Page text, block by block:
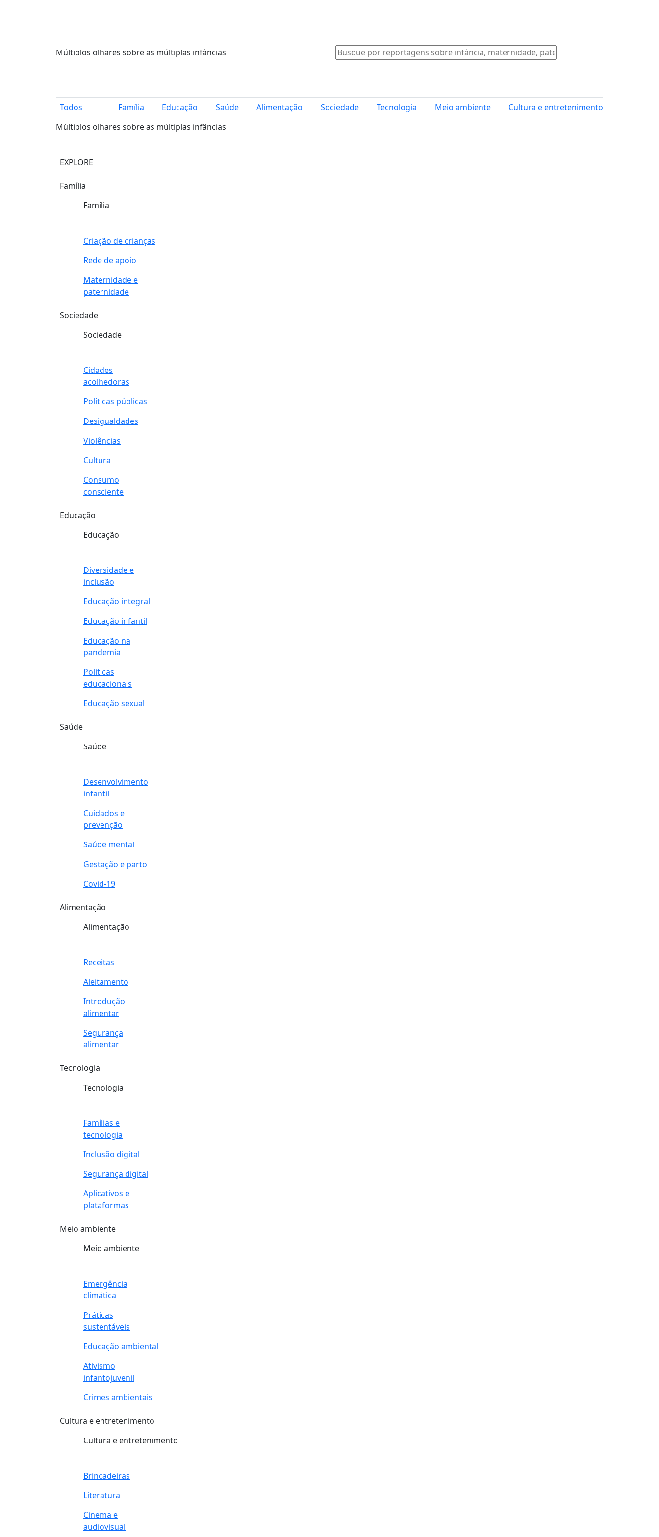
Múltiplos olhares sobre as múltiplas infâncias
Todos Família Educação Saúde Alimentação Sociedade Tecnologia Meio ambiente
Cultura e entretenimento
Múltiplos olhares sobre as múltiplas infâncias
EXPLORE
Família
Família
Criação de crianças
Rede de apoio
Maternidade e
paternidade
Sociedade
Sociedade
Cidades
acolhedoras
Políticas públicas
Desigualdades
Violências
Cultura
Consumo
consciente
Educação
Educação
Diversidade e
inclusão
Educação integral
Educação infantil
Educação na
pandemia
Políticas
educacionais
Educação sexual
Saúde
Saúde
Desenvolvimento
infantil
Cuidados e
prevenção
Saúde mental
Gestação e parto
Covid-19
Alimentação
Alimentação
Receitas
Aleitamento
Introdução
alimentar
Segurança
alimentar
Tecnologia
Tecnologia
Famílias e
tecnologia
Inclusão digital
Segurança digital
Aplicativos e
plataformas
Meio ambiente
Meio ambiente
Emergência
climática
Práticas
sustentáveis
Educação ambiental
Ativismo
infantojuvenil
Crimes ambientais
Cultura e entretenimento
Cultura e entretenimento
Brincadeiras
Literatura
Cinema e
audiovisual